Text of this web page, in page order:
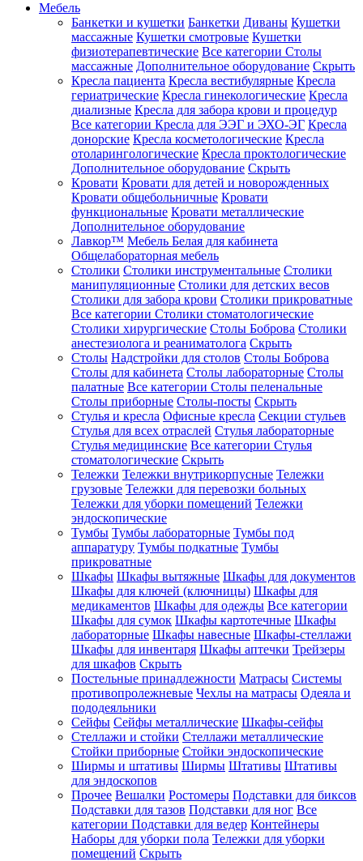
Мебель
Банкетки и кушетки Банкетки Диваны Кушетки
массажные Кушетки смотровые Кушетки
физиотерапевтические Все категории Столы
массажные Дополнительное оборудование Скрыть
Кресла пациента Кресла вестибулярные Кресла
гериатрические Кресла гинекологические Кресла
диализные Кресла для забора крови и процедур
Все категории Кресла для ЭЭГ и ЭХО-ЭГ Кресла
донорские Кресла косметологические Кресла
отоларингологические Кресла проктологические
Дополнительное оборудование Скрыть
Кровати Кровати для детей и новорожденных
Кровати общебольничные Кровати
функциональные Кровати металлические
Дополнительное оборудование
Лавкор™ Мебель Белая для кабинета
Общелабораторная мебель
Столики Столики инструментальные Столики
манипуляционные Столики для детских весов
Столики для забора крови Столики прикроватные
Все категории Столики стоматологические
Столики хирургические Столы Боброва Столики
анестезиолога и реаниматолога Скрыть
Столы Надстройки для столов Столы Боброва
Столы для кабинета Столы лабораторные Столы
палатные Все категории Столы пеленальные
Столы приборные Столы-посты Скрыть
Стулья и кресла Офисные кресла Секции стульев
Стулья для всех отраслей Стулья лабораторные
Стулья медицинские Все категории Стулья
стоматологические Скрыть
Тележки Тележки внутрикорпусные Тележки
грузовые Тележки для перевозки больных
Тележки для уборки помещений Тележки
эндоскопические
Тумбы Тумбы лабораторные Тумбы под
аппаратуру Тумбы подкатные Тумбы
прикроватные
Шкафы Шкафы вытяжные Шкафы для документов
Шкафы для ключей (ключницы) Шкафы для
медикаментов Шкафы для одежды Все категории
Шкафы для сумок Шкафы картотечные Шкафы
лабораторные Шкафы навесные Шкафы-стеллажи
Шкафы для инвентаря Шкафы аптечки Трейзеры
для шкафов Скрыть
Постельные принадлежности Матрасы Системы
противопролежневые Чехлы на матрасы Одеяла и
пододеяльники
Сейфы Сейфы металлические Шкафы-сейфы
Стеллажи и стойки Стеллажи металлические
Стойки приборные Стойки эндоскопические
Ширмы и штативы Ширмы Штативы Штативы
для эндоскопов
Прочее Вешалки Ростомеры Подставки для биксов
Подставки для тазов Подставки для ног Все
категории Подставки для ведер Контейнеры
Наборы для уборки пола Тележки для уборки
помещений Скрыть